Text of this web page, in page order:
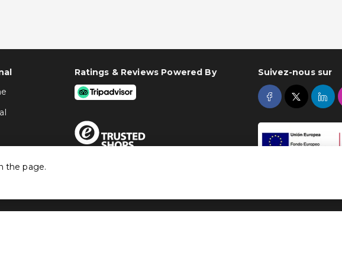
Ratings & Reviews Powered By Suivez-nous sur
the page.